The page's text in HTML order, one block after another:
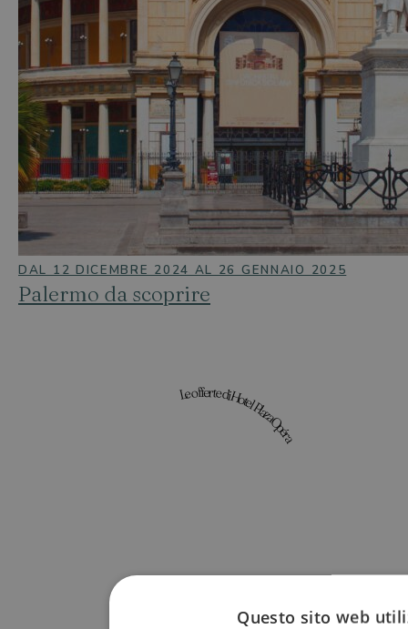
DAL 12 DICEMBRE 2024 AL 26 GENNAIO 2025
Palermo da scoprire
Le offerte di Hotel Plaza Opéra
Questo sito web